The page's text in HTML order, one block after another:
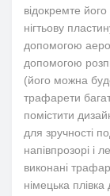
відокремте
нігтьову
допомогою
допомогою
(його можна
трафарети
помістити
для зручності
напівпрозорі і
виконані
німецька